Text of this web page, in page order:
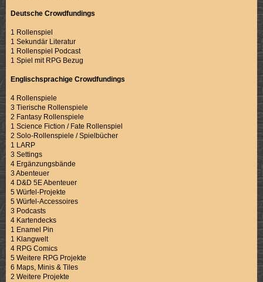
Deutsche Crowdfundings
1 Rollenspiel
1 Sekundär Literatur
1 Rollenspiel Podcast
1 Spiel mit RPG Bezug
Englischsprachige Crowdfundings
4 Rollenspiele
3 Tierische Rollenspiele
2 Fantasy Rollenspiele
1 Science Fiction / Fate Rollenspiel
2 Solo-Rollenspiele / Spielbücher
1 LARP
3 Settings
4 Ergänzungsbände
3 Abenteuer
4 D&D 5E Abenteuer
5 Würfel-Projekte
5 Würfel-Accessoires
3 Podcasts
4 Kartendecks
1 Enamel Pin
1 Klangwelt
4 RPG Comics
5 Weitere RPG Projekte
6 Maps, Minis & Tiles
2 Weitere Projekte